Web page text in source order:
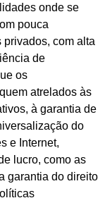
onde se
pouca
com alta
de
os
atrelados às
à garantia de
do
e Internet,
lucro, como as
garantia do direito